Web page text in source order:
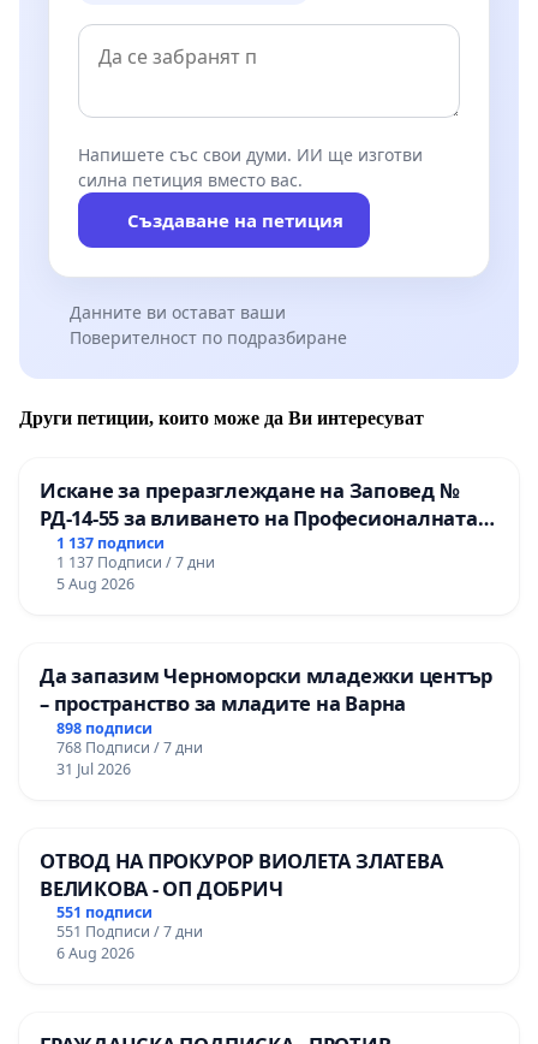
Напишете със свои думи. ИИ ще изготви
силна петиция вместо вас.
Създаване на петиция
Данните ви остават ваши
Поверителност по подразбиране
Други петиции, които може да Ви интересуват
Искане за преразглеждане на Заповед №
РД-14-55 за вливането на Професионалната
гимназия по промишлени технологии в
Професионалната гимназия по икономика и
мениджмънт – гр. Пазарджик
1 137 подписи
1 137 Подписи / 7 дни
5 Aug 2026
Да запазим Черноморски младежки център
– пространство за младите на Варна
898 подписи
768 Подписи / 7 дни
31 Jul 2026
ОТВОД НА ПРОКУРОР ВИОЛЕТА ЗЛАТЕВА
ВЕЛИКОВА - ОП ДОБРИЧ
551 подписи
551 Подписи / 7 дни
6 Aug 2026